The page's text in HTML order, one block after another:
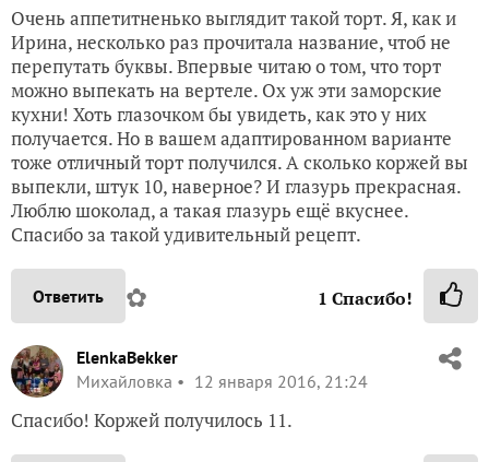
Очень аппетитненько выглядит такой торт. Я, как и
Ирина, несколько раз прочитала название, чтоб не
перепутать буквы. Впервые читаю о том, что торт
можно выпекать на вертеле. Ох уж эти заморские
кухни! Хоть глазочком бы увидеть, как это у них
получается. Но в вашем адаптированном варианте
тоже отличный торт получился. А сколько коржей вы
выпекли, штук 10, наверное? И глазурь прекрасная.
Люблю шоколад, а такая глазурь ещё вкуснее.
Спасибо за такой удивительный рецепт.
Ответить ✿ 1 Спасибо!
ElenkaBekker
Михайловка
12 января 2016, 21:24
Спасибо! Коржей получилось 11.